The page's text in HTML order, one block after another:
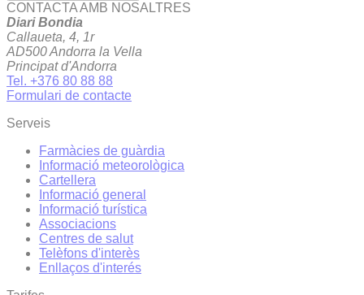
CONTACTA AMB NOSALTRES
Diari Bondia
Callaueta, 4, 1r
AD500 Andorra la Vella
Principat d'Andorra
Tel. +376 80 88 88
Formulari de contacte
Serveis
Farmàcies de guàrdia
Informació meteorològica
Cartellera
Informació general
Informació turística
Associacions
Centres de salut
Telèfons d'interès
Enllaços d'interés